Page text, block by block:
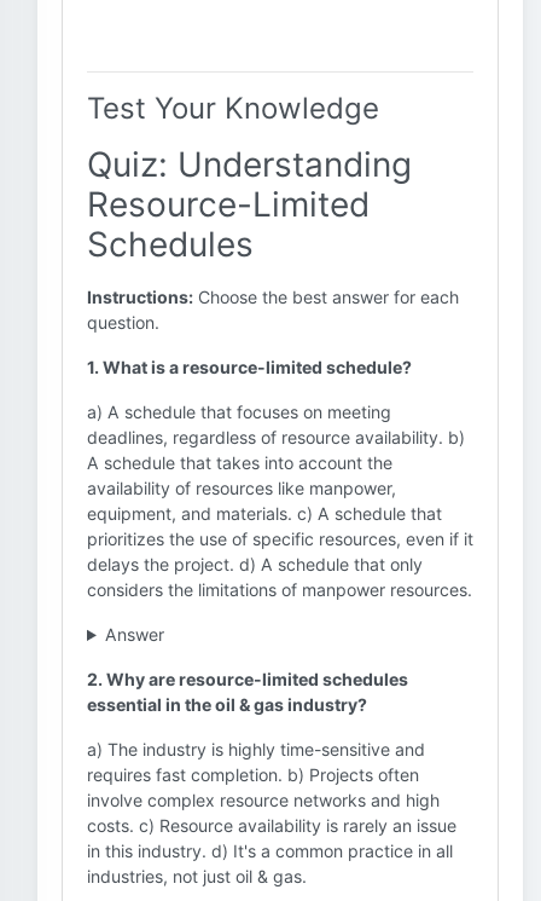
Test Your Knowledge
Quiz: Understanding
Resource-Limited
Schedules
Instructions: Choose the best answer for each
question.
1. What is a resource-limited schedule?
a) A schedule that focuses on meeting
deadlines, regardless of resource availability. b)
A schedule that takes into account the
availability of resources like manpower,
equipment, and materials. c) A schedule that
prioritizes the use of specific resources, even if it
delays the project. d) A schedule that only
considers the limitations of manpower resources.
Answer
2. Why are resource-limited schedules
essential in the oil & gas industry?
a) The industry is highly time-sensitive and
requires fast completion. b) Projects often
involve complex resource networks and high
costs. c) Resource availability is rarely an issue
in this industry. d) It's a common practice in all
industries, not just oil & gas.